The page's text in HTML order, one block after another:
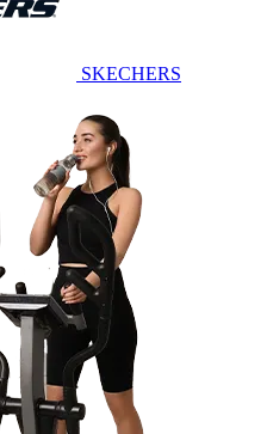
SKECHERS